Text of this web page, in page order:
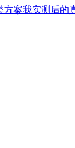
方案我实测后的